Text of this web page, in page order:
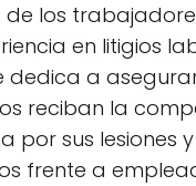
de los
en litigios
dedica a
reciban la
por sus lesiones
frente a